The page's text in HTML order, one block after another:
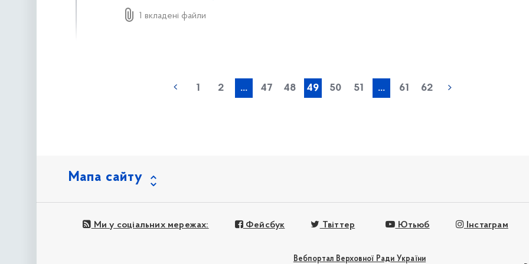
1 вкладені файли
« попередня
1 2 ... 47 48 49 50 51 ... 61 62
наступна »
Мапа сайту
Ми у соціальних мережах: Фейсбук Твіттер Ютьюб Інстаграм
Вебпортал Верховної Ради України